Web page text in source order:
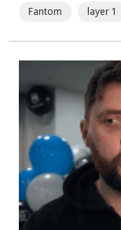
Fantom layer 1